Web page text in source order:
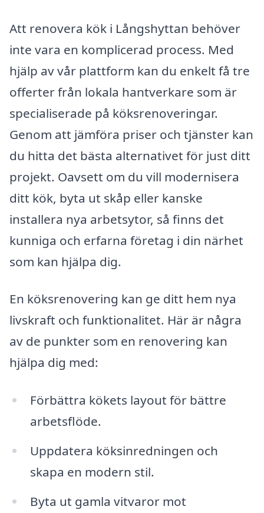
Att renovera kök i Långshyttan behöver
inte vara en komplicerad process. Med
hjälp av vår plattform kan du enkelt få tre
offerter från lokala hantverkare som är
specialiserade på köksrenoveringar.
Genom att jämföra priser och tjänster kan
du hitta det bästa alternativet för just ditt
projekt. Oavsett om du vill modernisera
ditt kök, byta ut skåp eller kanske
installera nya arbetsytor, så finns det
kunniga och erfarna företag i din närhet
som kan hjälpa dig.
En köksrenovering kan ge ditt hem nya
livskraft och funktionalitet. Här är några
av de punkter som en renovering kan
hjälpa dig med:
Förbättra kökets layout för bättre
arbetsflöde.
Uppdatera köksinredningen och
skapa en modern stil.
Byta ut gamla vitvaror mot